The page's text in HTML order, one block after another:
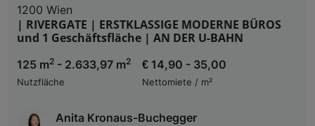
1200 Wien
| RIVERGATE | ERSTKLASSIGE MODERNE BÜROS
und 1 Geschäftsfläche | AN DER U-BAHN
125 m2 - 2.633,97 m2
Nutzfläche
€ 14,90 - 35,00
Nettomiete / m²
Anita Kronaus-Buchegger